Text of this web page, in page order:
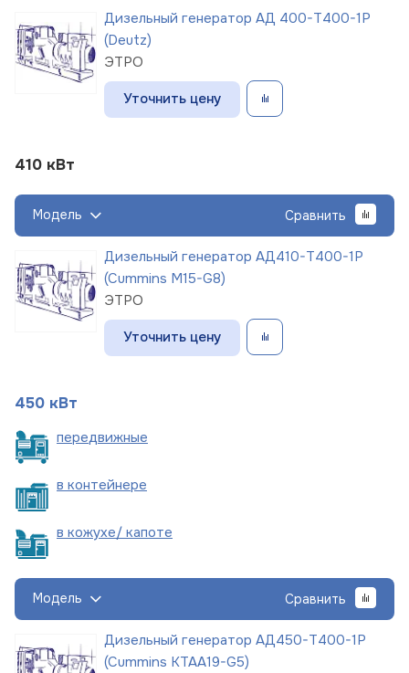
Дизельный генератор АД 400-Т400-1Р
(Deutz)
ЭТРО
Уточнить цену
410 кВт
Модель Сравнить
Дизельный генератор АД410-Т400-1Р
(Cummins M15-G8)
ЭТРО
Уточнить цену
450 кВт
передвижные
в контейнере
в кожухе/ капоте
Модель Сравнить
Дизельный генератор АД450-Т400-1Р
(Cummins KTAA19-G5)